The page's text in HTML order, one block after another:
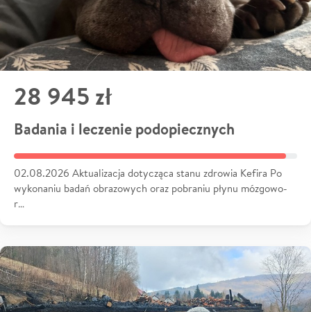
28 945 zł
Badania i leczenie podopiecznych
02.08.2026 Aktualizacja dotycząca stanu zdrowia Kefira Po
wykonaniu badań obrazowych oraz pobraniu płynu mózgowo-
r…